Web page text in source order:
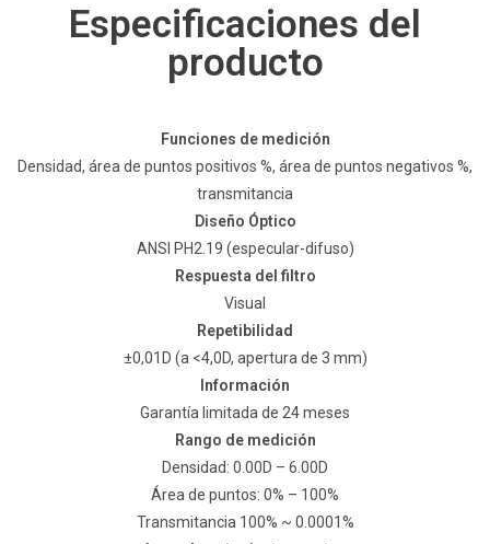
Especificaciones del
producto
Funciones de medición
Densidad, área de puntos positivos %, área de puntos negativos %,
transmitancia
Diseño Óptico
ANSI PH2.19 (especular-difuso)
Respuesta del filtro
Visual
Repetibilidad
±0,01D (a <4,0D, apertura de 3 mm)
Información
Garantía limitada de 24 meses
Rango de medición
Densidad: 0.00D – 6.00D
Área de puntos: 0% – 100%
Transmitancia 100% ~ 0.0001%